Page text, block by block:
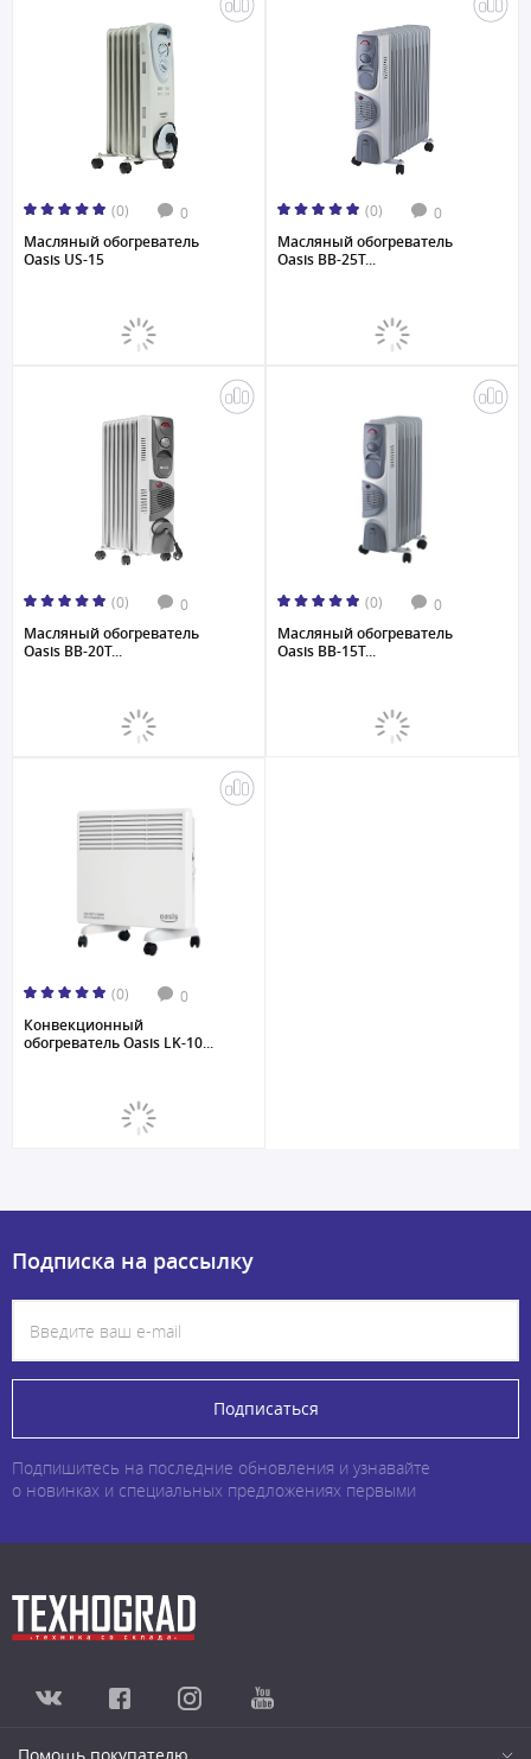
(0) 0
Масляный обогреватель
Oasis US-15
(0) 0
Масляный обогреватель
Oasis BB-25T...
(0) 0
Масляный обогреватель
Oasis BB-20T...
(0) 0
Масляный обогреватель
Oasis BB-15T...
(0) 0
Конвекционный
обогреватель Oasis LK-10...
Подписка на рассылку
Подписаться
Подпишитесь на последние обновления и узнавайте
о новинках и специальных предложениях первыми